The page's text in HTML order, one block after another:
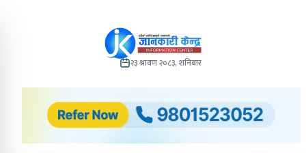
२३ श्रावण २०८३, शनिबार